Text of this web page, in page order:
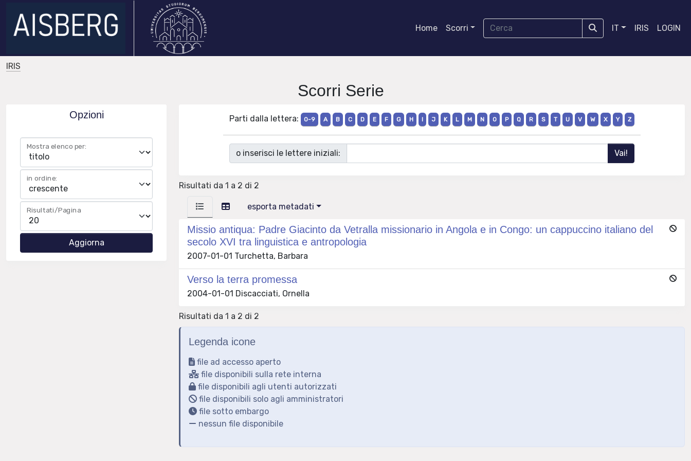
Home Scorri IT IRIS LOGIN
IRIS
Scorri Serie
Opzioni
Mostra elenco per:
in ordine:
Risultati/Pagina
Parti dalla lettera: 0-9 A B C D E F G H I J K L M N O P Q R S T U V W X Y Z
o inserisci le lettere iniziali:
Risultati da 1 a 2 di 2
esporta metadati
Missio antiqua: Padre Giacinto da Vetralla missionario in Angola e in Congo: un cappuccino italiano del
secolo XVI tra linguistica e antropologia
2007-01-01 Turchetta, Barbara
Verso la terra promessa
2004-01-01 Discacciati, Ornella
Risultati da 1 a 2 di 2
Legenda icone
file ad accesso aperto
file disponibili sulla rete interna
file disponibili agli utenti autorizzati
file disponibili solo agli amministratori
file sotto embargo
nessun file disponibile